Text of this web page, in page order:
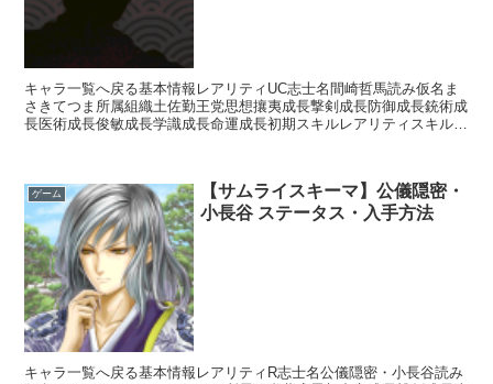
キャラ一覧へ戻る基本情報レアリティUC志士名間崎哲馬読み仮名ま
さきてつま所属組織土佐勤王党思想攘夷成長撃剣成長防御成長銃術成
長医術成長俊敏成長学識成長命運成長初期スキルレアリティスキル名
ゲーム
【サムライスキーマ】公儀隠密・
小長谷 ステータス・入手方法
キャラ一覧へ戻る基本情報レアリティR志士名公儀隠密・小長谷読み